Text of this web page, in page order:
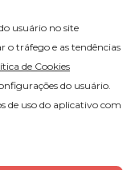
usuário no site
o tráfego e as tendências
de Cookies
do usuário.
de uso do aplicativo com